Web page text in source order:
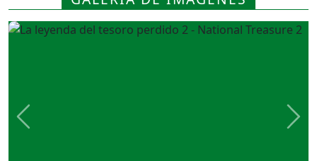
Previous Next